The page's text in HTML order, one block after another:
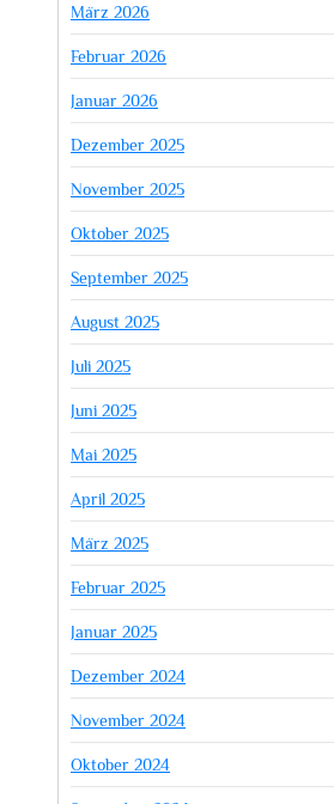
März 2026
Februar 2026
Januar 2026
Dezember 2025
November 2025
Oktober 2025
September 2025
August 2025
Juli 2025
Juni 2025
Mai 2025
April 2025
März 2025
Februar 2025
Januar 2025
Dezember 2024
November 2024
Oktober 2024